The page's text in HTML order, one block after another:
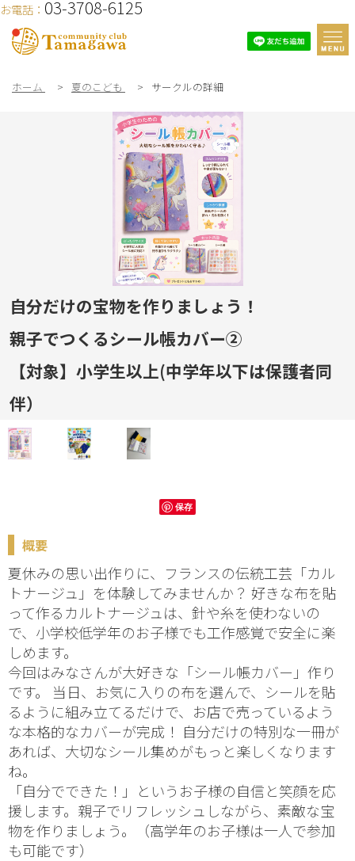
お電話： 03-3708-6125
ホーム > 夏のこども > サークルの詳細
自分だけの宝物を作りましょう！
親子でつくるシール帳カバー②
【対象】小学生以上(中学年以下は保護者同
伴）
保存
概要
夏休みの思い出作りに、フランスの伝統工芸「カル
トナージュ」を体験してみませんか？ 好きな布を貼
って作るカルトナージュは、針や糸を使わないの
で、小学校低学年のお子様でも工作感覚で安全に楽
しめます。
今回はみなさんが大好きな「シール帳カバー」作り
です。 当日、お気に入りの布を選んで、シールを貼
るように組み立てるだけで、お店で売っているよう
な本格的なカバーが完成！ 自分だけの特別な一冊が
あれば、大切なシール集めがもっと楽しくなります
ね。
「自分でできた！」というお子様の自信と笑顔を応
援します。親子でリフレッシュしながら、素敵な宝
物を作りましょう。（高学年のお子様は一人で参加
も可能です）